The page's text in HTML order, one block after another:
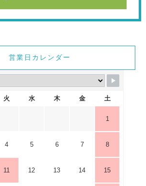
営業日カレンダー
火 水 木 金 土
1
4 5 6 7 8
11 12 13 14 15